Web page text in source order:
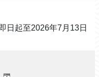
日起至2026年7月13日